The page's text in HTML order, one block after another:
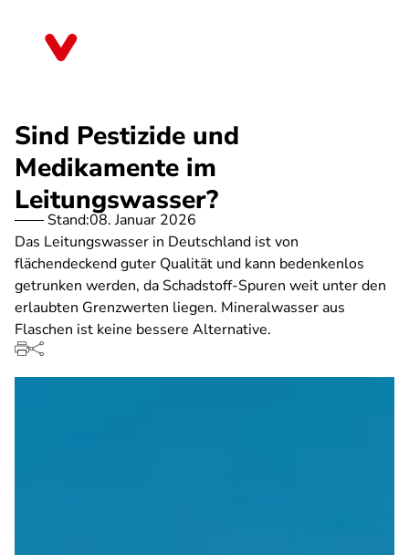
Sind Pestizide und
Medikamente im
Leitungswasser?
Stand:08. Januar 2026
Das Leitungswasser in Deutschland ist von
flächendeckend guter Qualität und kann bedenkenlos
getrunken werden, da Schadstoff-Spuren weit unter den
erlaubten Grenzwerten liegen. Mineralwasser aus
Flaschen ist keine bessere Alternative.